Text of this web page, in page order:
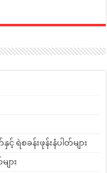
ရဲစခန်းဖုန်းနံပါတ်များ
ား